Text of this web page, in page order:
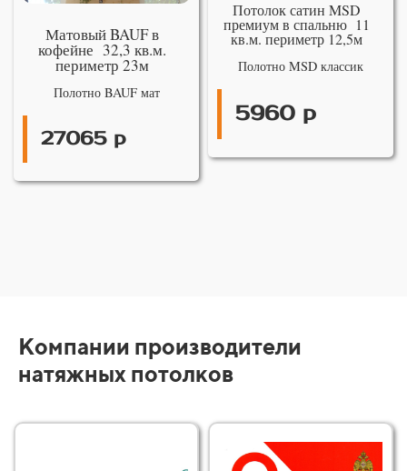
Матовый BAUF в
кофейне 32,3 кв.м.
периметр 23м
Полотно BAUF мат
27065 р
Потолок сатин MSD
премиум в спальню 11
кв.м. периметр 12,5м
Полотно MSD классик
5960 р
Компании производители
натяжных потолков